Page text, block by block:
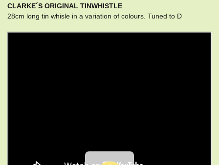
CLARKE´S ORIGINAL TINWHISTLE
28cm long tin whisle in a variation of colours. Tuned to D